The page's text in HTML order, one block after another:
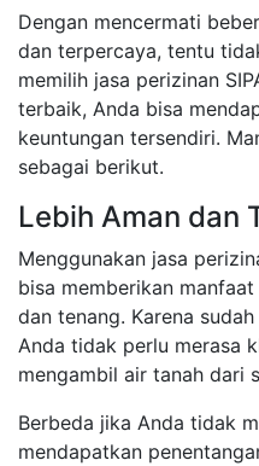
Dengan mencermati
dan terpercaya, tentu
memilih jasa perizinan
terbaik, Anda bisa
keuntungan tersendiri.
sebagai berikut.
Lebih Aman dan
Menggunakan jasa
bisa memberikan
dan tenang. Karena
Anda tidak perlu merasa
mengambil air tanah dari
Berbeda jika Anda tidak
mendapatkan